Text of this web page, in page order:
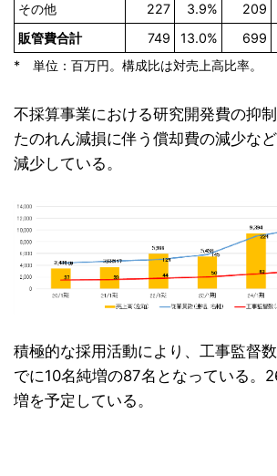
その他
227 3.9% 209
販管費合計
749 13.0% 699
* 単位：百万円。構成比は対売上高比率。
不採算事業における研究開発費の抑
たのれん減損に伴う償却費の減少な
減少している。
積極的な採用活動により、工事監督
でに10名純増の87名となっている。
増を予定している。